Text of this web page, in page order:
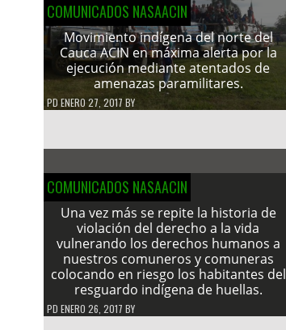
COMUNICADOS NASAACIN
Movimiento indígena del norte del
Cauca ACIN en máxima alerta por la
ejecución mediante atentados de
amenazas paramilitares.
PD ENERO 27, 2017 BY
COMUNICADOS NASAACIN
Una vez más se repite la historia de
violación del derecho a la vida
vulnerando los derechos humanos a
nuestros comuneros y comuneras
colocando en riesgo los habitantes del
resguardo indígena de huellas.
PD ENERO 26, 2017 BY